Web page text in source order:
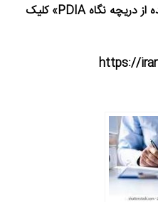
انعطاف، تکرار و آموزش: فوندا وانده از دریچه نگاه PDIA» کلیک